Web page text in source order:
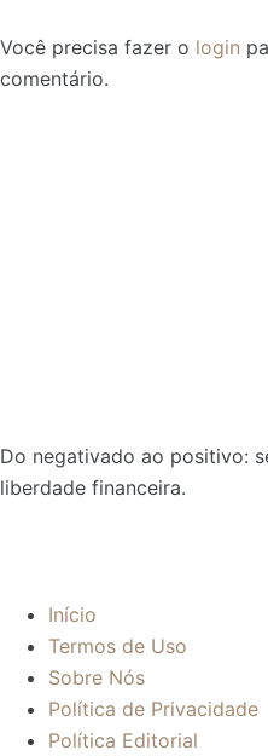
Você precisa fazer o login
comentário.
Do negativado ao positivo:
liberdade financeira.
Início
Termos de Uso
Sobre Nós
Política de Privacidade
Política Editorial